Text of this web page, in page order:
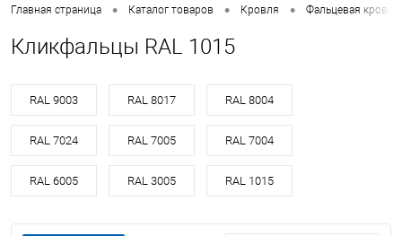
Главная страница • Каталог товаров • Кровля • Фальцевая кровля
Кликфальцы RAL 1015
RAL 9003 RAL 8017 RAL 8004
RAL 7024 RAL 7005 RAL 7004
RAL 6005 RAL 3005 RAL 1015